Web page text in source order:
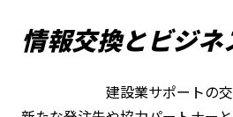
情報交換とビジ
建設業サポートの交